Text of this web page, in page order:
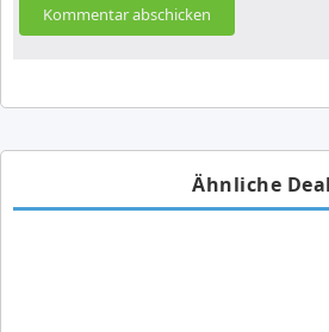
Ähnliche